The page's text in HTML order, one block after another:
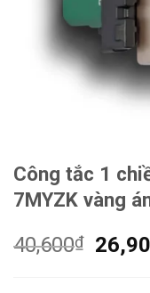
Công tắc 1
7MYZK vàng
40,600₫
Giá